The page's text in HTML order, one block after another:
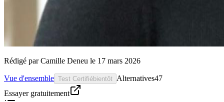
Rédigé par Camille Deneu le 17 mars 2026
Vue d'ensemble Test Certifiébientôt Alternatives47
Essayer gratuitement